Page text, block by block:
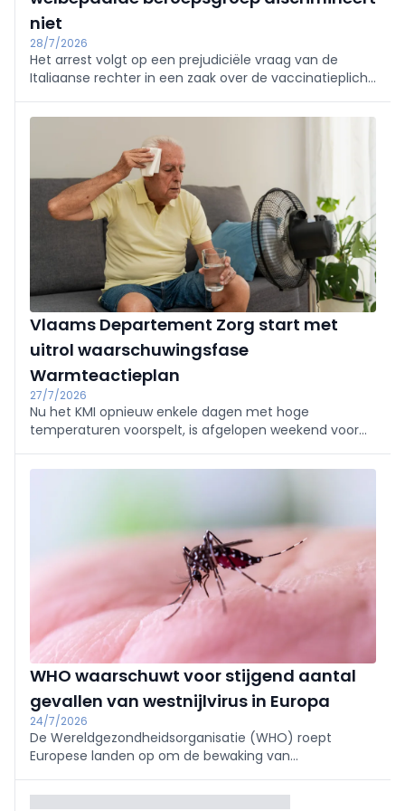
niet
28/7/2026
Het arrest volgt op een prejudiciële vraag van de
Italiaanse rechter in een zaak over de vaccinatieplicht
Vlaams Departement Zorg start met
uitrol waarschuwingsfase
Warmteactieplan
27/7/2026
Nu het KMI opnieuw enkele dagen met hoge
temperaturen voorspelt, is afgelopen weekend voor
het federale ozon- en hitteplan afgekondigd.
WHO waarschuwt voor stijgend aantal
gevallen van westnijlvirus in Europa
24/7/2026
De Wereldgezondheidsorganisatie (WHO) roept
Europese landen op om de bewaking van
beter voor te lichten over beschermende